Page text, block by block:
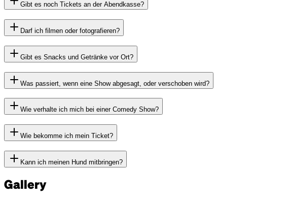
Gibt es noch Tickets an der Abendkasse?
Darf ich filmen oder fotografieren?
Gibt es Snacks und Getränke vor Ort?
Was passiert, wenn eine Show abgesagt, oder verschoben wird?
Wie verhalte ich mich bei einer Comedy Show?
Wie bekomme ich mein Ticket?
Kann ich meinen Hund mitbringen?
Gallery